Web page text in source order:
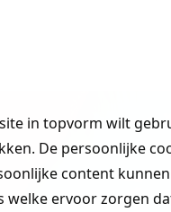
in topvorm wilt
De persoonlijke
content
welke ervoor zorgen